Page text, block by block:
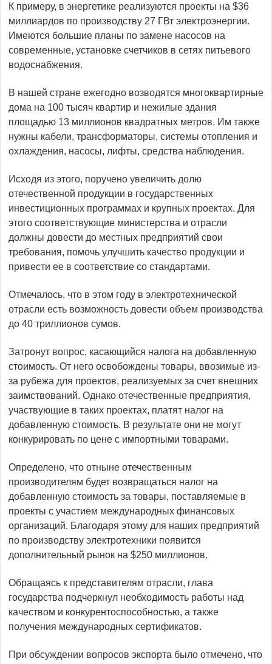
К примеру, в энергетике реализуются проекты на $36
миллиардов по производству 27 ГВт электроэнергии.
Имеются большие планы по замене насосов на
современные, установке счетчиков в сетях питьевого
водоснабжения.
В нашей стране ежегодно возводятся многоквартирные
дома на 100 тысяч квартир и нежилые здания
площадью 13 миллионов квадратных метров. Им также
нужны кабели, трансформаторы, системы отопления и
охлаждения, насосы, лифты, средства наблюдения.
Исходя из этого, поручено увеличить долю
отечественной продукции в государственных
инвестиционных программах и крупных проектах. Для
этого соответствующие министерства и отрасли
должны довести до местных предприятий свои
требования, помочь улучшить качество продукции и
привести ее в соответствие со стандартами.
Отмечалось, что в этом году в электротехнической
отрасли есть возможность довести объем производства
до 40 триллионов сумов.
Затронут вопрос, касающийся налога на добавленную
стоимость. От него освобождены товары, ввозимые из-
за рубежа для проектов, реализуемых за счет внешних
заимствований. Однако отечественные предприятия,
участвующие в таких проектах, платят налог на
добавленную стоимость. В результате они не могут
конкурировать по цене с импортными товарами.
Определено, что отныне отечественным
производителям будет возвращаться налог на
добавленную стоимость за товары, поставляемые в
проекты с участием международных финансовых
организаций. Благодаря этому для наших предприятий
по производству электротехники появится
дополнительный рынок на $250 миллионов.
Обращаясь к представителям отрасли, глава
государства подчеркнул необходимость работы над
качеством и конкурентоспособностью, а также
получения международных сертификатов.
При обсуждении вопросов экспорта было отмечено, что